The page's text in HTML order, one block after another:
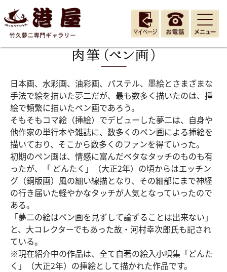
日本画、水彩画、油彩画、パステル、墨絵とさまざまな
手法で絵を描いた夢二だが、最も数多く描いたのは、挿
絵で頻繁に描いたペン画であろう。
そもそもコマ絵（挿絵）でデビューした夢二は、自身や
他作家の単行本や雑誌に、数多くのペン画による挿絵を
描いており、そこから数多くのファンを得ていった。
初期のペン画は、情感に富んだベタなタッチのものも有
ったが、「 どんたく」（大正2年）の頃からはエッチン
グ（銅版画）風の細い線描となり、その細部にまで神経
の行き届いた軽やかなタッチが人気となっていったので
ある。
「夢二の絵はペン画を見ずして論ずることは出来ない」
と、大コレクターでもあった故・河村幸次郎氏も記され
ている。
※現在紹介中の作品は、全て自著の絵入小唄集「どんた
く」（大正2年）の挿絵として描かれた作品です。